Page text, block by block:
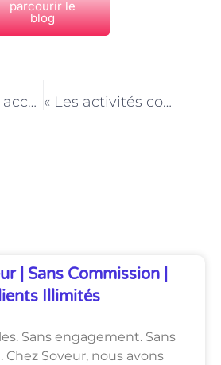
parcourir le
blog
« Le rôle des accompagnateurs dans la gestion des médicaments pour les personnes âgées à Paris » « Les activités cognitives stimulantes pour les personnes âgées à Paris : astuces d’accompagnateurs »
| Sans Commission |
Illimités
Sans engagement. Sans
Soveur, nous avons